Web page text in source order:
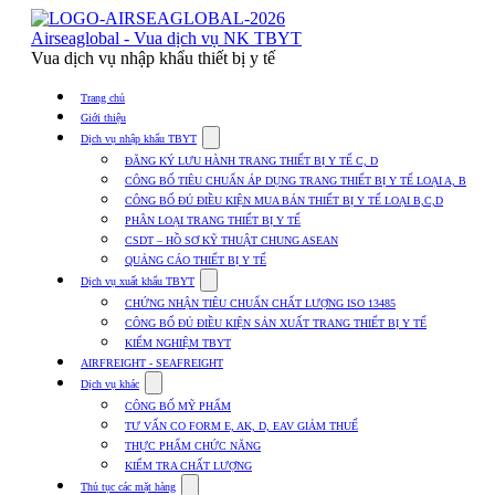
Skip
content
Airseaglobal - Vua dịch vụ NK TBYT
Vua dịch vụ nhập khẩu thiết bị y tế
Trang chủ
Giới thiệu
Dịch vụ nhập khẩu TBYT
submenu
for
Dịch
vụ
nhập
khẩu
TBYT
ĐĂNG KÝ LƯU HÀNH TRANG THIẾT BỊ Y TẾ C, D
CÔNG BỐ TIÊU CHUẨN ÁP DỤNG TRANG THIẾT BỊ Y TẾ LOẠI A, B
CÔNG BỐ ĐỦ ĐIỀU KIỆN MUA BÁN THIẾT BỊ Y TẾ LOẠI B,C,D
PHÂN LOẠI TRANG THIẾT BỊ Y TẾ
CSDT – HỒ SƠ KỸ THUẬT CHUNG ASEAN
QUẢNG CÁO THIẾT BỊ Y TẾ
Dịch vụ xuất khẩu TBYT
submenu
for
Dịch
vụ
xuất
TBYT
CHỨNG NHẬN TIÊU CHUẨN CHẤT LƯỢNG ISO 13485
CÔNG BỐ ĐỦ ĐIỀU KIỆN SẢN XUẤT TRANG THIẾT BỊ Y TẾ
KIỂM NGHIỆM TBYT
AIRFREIGHT - SEAFREIGHT
Dịch vụ khác
submenu
for
Dịch
vụ
khác
CÔNG BỐ MỸ PHẨM
TƯ VẤN CO FORM E, AK, D, EAV GIẢM THUẾ
THỰC PHẨM CHỨC NĂNG
KIỂM TRA CHẤT LƯỢNG
Thủ tục các mặt hàng